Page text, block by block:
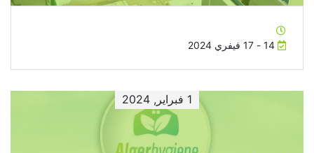
14 - 17 فيفري 2024
1 فبراير, 2024